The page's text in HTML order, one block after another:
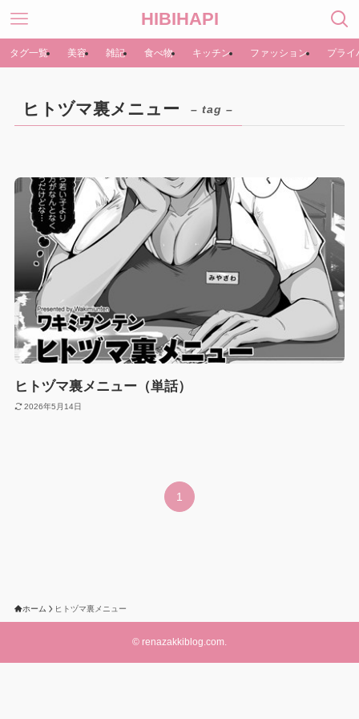
HIBIHAPI
タグ一覧 美容 雑記 食べ物 キッチン ファッション プライ
ヒトヅマ裏メニュー – tag –
ヒトヅマ裏メニュー（単話）
2026年5月14日
1
ホーム ヒトヅマ裏メニュー
© renazakkiblog.com.